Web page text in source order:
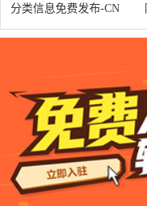
分类信息免费发布-CN